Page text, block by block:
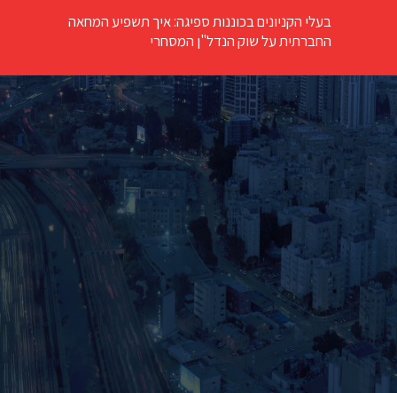
בעלי הקניונים בכוננות ספיגה: איך תשפיע המחאה
החברתית על שוק הנדל"ן המסחרי